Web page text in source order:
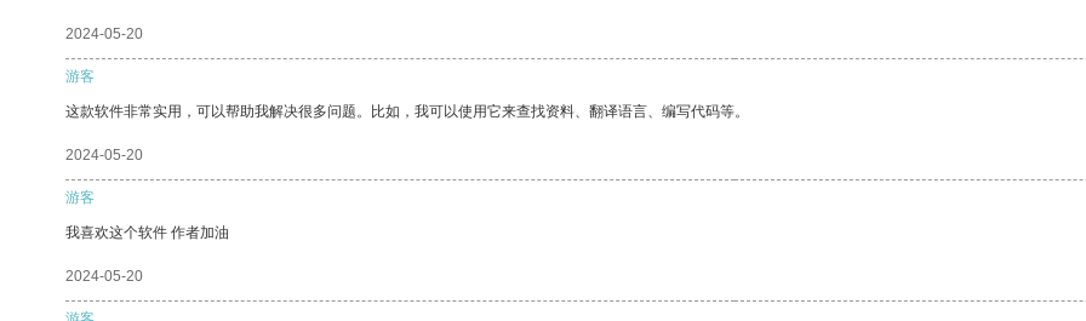
2024-05-20
游客
这款软件非常实用，可以帮助我解决很多问题。比如，我可以使用它来查找资料、翻译语言、编写代码等。
2024-05-20
游客
我喜欢这个软件 作者加油
2024-05-20